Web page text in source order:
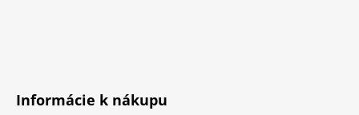
Informácie k nákupu